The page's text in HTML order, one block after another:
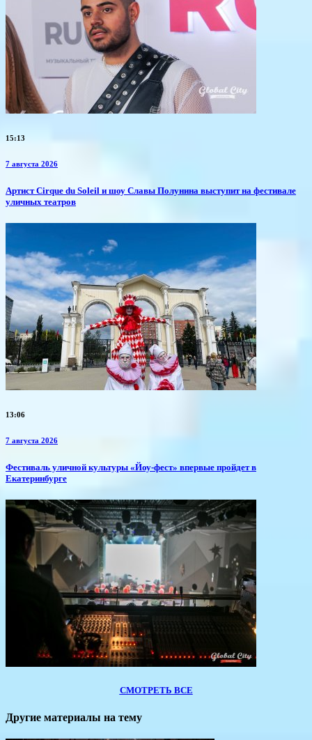
15:13
7 августа 2026
Артист Cirque du Soleil и шоу Славы Полунина выступит на фестивале
уличных театров
13:06
7 августа 2026
​Фестиваль уличной культуры «Йоу-фест» впервые пройдет в
Екатеринбурге
СМОТРЕТЬ ВСЕ
Другие материалы на тему